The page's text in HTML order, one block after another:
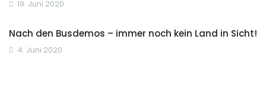
19. Juni 2020
Nach den Busdemos – immer noch kein Land in Sicht!
4. Juni 2020